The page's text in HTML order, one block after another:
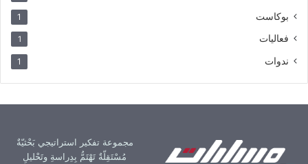
بوكاست 1
فعاليات 1
ندوات 1
مجموعة تفكير استراتيجي بَحْثيّةٌ
مُسْتَقِلّةٌ تَهْتَمُّ بِدِراسةِ وتَحْليلِ